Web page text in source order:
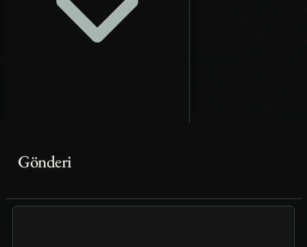
Gönderi